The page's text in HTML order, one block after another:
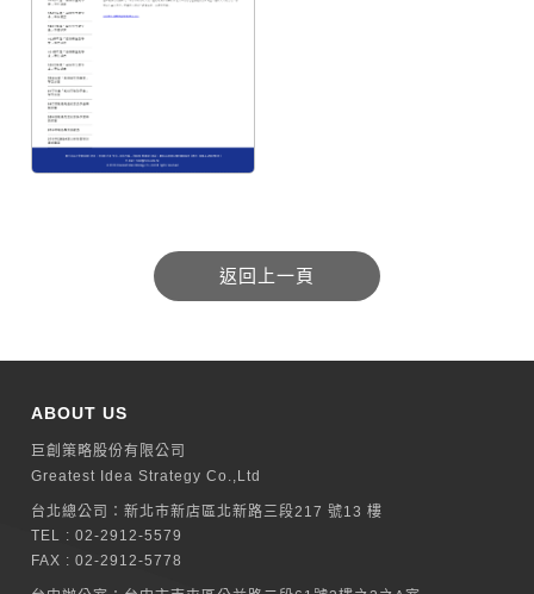
ABOUT US
巨創策略股份有限公司
Greatest Idea Strategy Co.,Ltd
台北總公司：新北巿新店區北新路三段217 號13 樓
TEL :02-2912-5579
FAX : 02-2912-5778